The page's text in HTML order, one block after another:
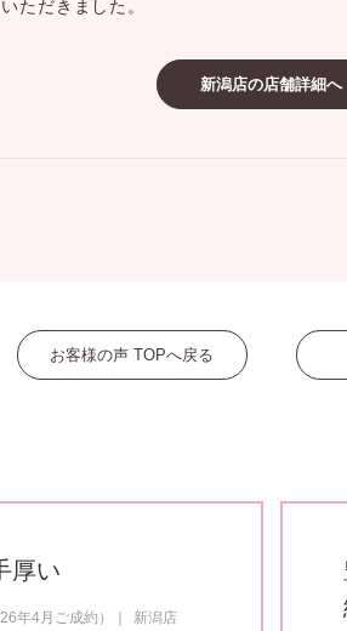
ーズサポート
予約について
ただきました。
新潟店の店舗詳細へ
お客様の声 TOPへ戻る
厚い
年4月ご成約） 新潟店